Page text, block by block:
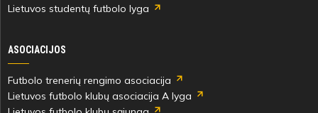
Lietuvos studentų futbolo lyga
ASOCIACIJOS
Futbolo trenerių rengimo asociacija
Lietuvos futbolo klubų asociacija A lyga